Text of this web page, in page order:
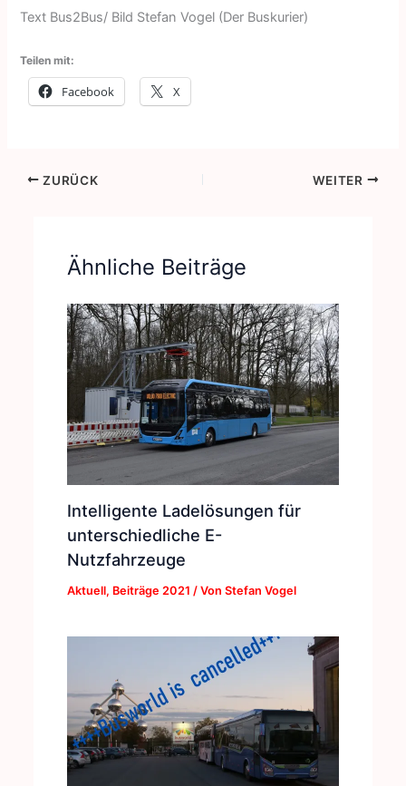
Text Bus2Bus/ Bild Stefan Vogel (Der Buskurier)
Teilen mit:
Facebook X
ZURÜCK WEITER
Ähnliche Beiträge
Intelligente Ladelösungen für
unterschiedliche E-
Nutzfahrzeuge
Aktuell, Beiträge 2021 / Von Stefan Vogel